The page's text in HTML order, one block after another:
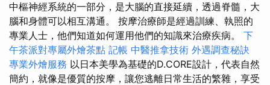
中樞神經系統的一部分，是大腦的直接延續，透過脊髓，大
腦和身體可以相互溝通。 按摩治療師是經過訓練、執照的
專業人士，他們知道如何運用他們的知識來治療疾病。 下
午茶派對專屬外燴茶點 記帳 中醫推拿技術 外遇調查秘訣
專業外燴服務 以日本美學為基礎的D.CORE設計，代表自然
簡約，就像是優質的按摩，讓您逃離日常生活的繁雜，享受